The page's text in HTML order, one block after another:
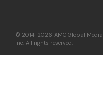
© 2014-2026 AMC Global Media
Inc. All rights reserved.